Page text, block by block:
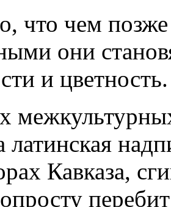
что чем
они
и
латинская
Кавказа,